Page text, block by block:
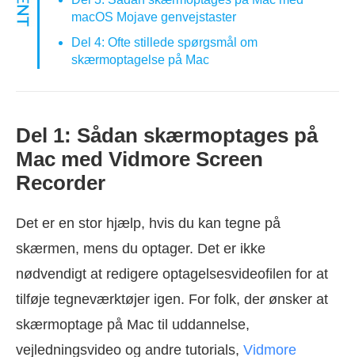
macOS Mojave genvejstaster
Del 4: Ofte stillede spørgsmål om
skærmoptagelse på Mac
Del 1: Sådan skærmoptages på
Mac med Vidmore Screen
Recorder
Det er en stor hjælp, hvis du kan tegne på
skærmen, mens du optager. Det er ikke
nødvendigt at redigere optagelsesvideofilen for at
tilføje tegneværktøjer igen. For folk, der ønsker at
skærmoptage på Mac til uddannelse,
vejledningsvideo og andre tutorials, Vidmore